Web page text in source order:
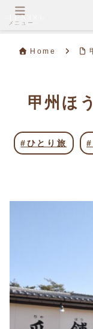
Home
甲州ほ
ひとり旅
メニュー